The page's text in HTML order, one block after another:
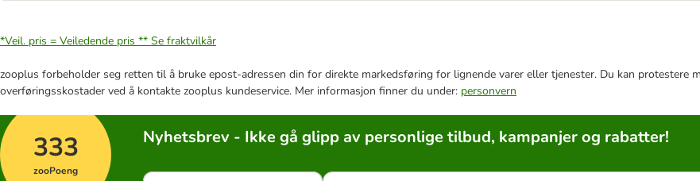
*Veil. pris = Veiledende pris ** Se fraktvilkår
zooplus forbeholder seg retten til å bruke epost-adressen din for direkte markedsføring for lignende varer eller tjenester. Du kan
overføringsskostader ved å kontakte zooplus kundeservice. Mer informasjon finner du under: personvern
333
zooPoeng
Nyhetsbrev - Ikke gå glipp av personlige tilbud, kampanjer og rabatter!